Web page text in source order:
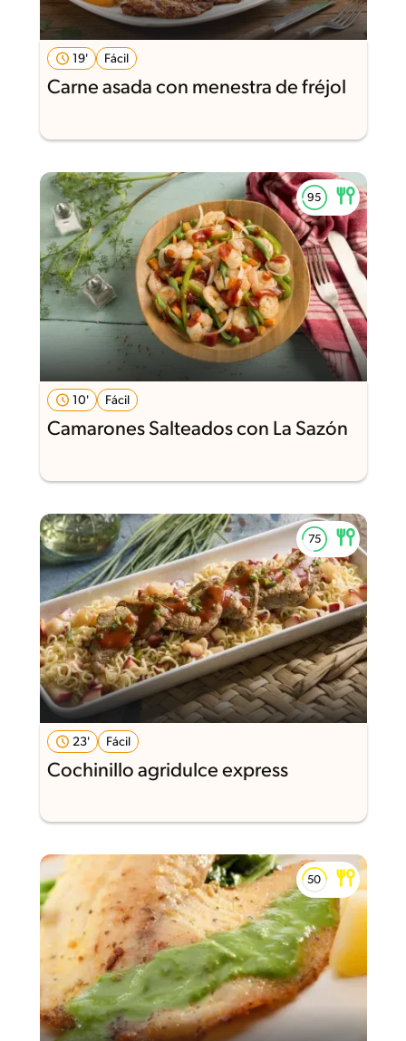
19' Fácil
Carne asada con menestra de fréjol
10' Fácil
Camarones Salteados con La Sazón
23' Fácil
Cochinillo agridulce express